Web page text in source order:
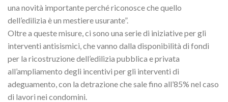
una novità importante perché riconosce che quello
dell’edilizia è un mestiere usurante”.
Oltre a queste misure, ci sono una serie di iniziative per gli
interventi antisismici, che vanno dalla disponibilità di fondi
per la ricostruzione dell’edilizia pubblica e privata
all’ampliamento degli incentivi per gli interventi di
adeguamento, con la detrazione che sale fino all’85% nel caso
di lavori nei condomini.